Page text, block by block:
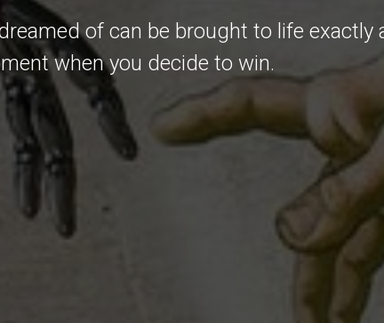
of can be brought to life exactly
when you decide to win.